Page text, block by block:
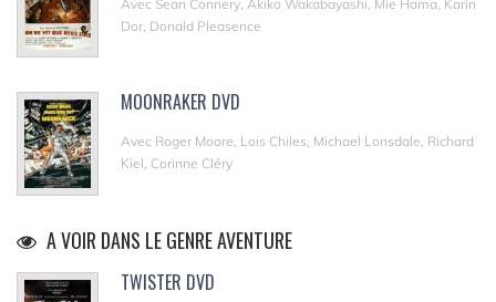
Avec Sean Connery, Akiko Wakabayashi, Mie Hama, Karin
Dor, Donald Pleasence
MOONRAKER DVD
Avec Roger Moore, Lois Chiles, Michael Lonsdale, Richard
Kiel, Corinne Cléry
A VOIR DANS LE GENRE AVENTURE
TWISTER DVD